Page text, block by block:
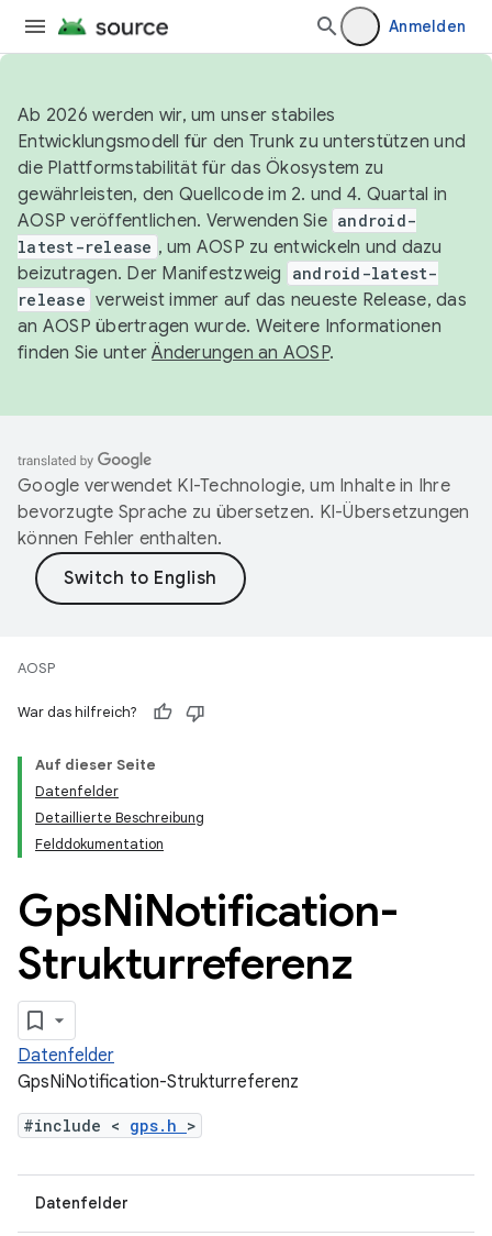
Anmelden
Ab 2026 werden wir, um unser stabiles
Entwicklungsmodell für den Trunk zu unterstützen und
die Plattformstabilität für das Ökosystem zu
gewährleisten, den Quellcode im 2. und 4. Quartal in
AOSP veröffentlichen. Verwenden Sie android-
latest-release , um AOSP zu entwickeln und dazu
beizutragen. Der Manifestzweig
android-latest-
release verweist immer auf das neueste Release, das
an AOSP übertragen wurde. Weitere Informationen
finden Sie unterÄnderungen an AOSP.
Google verwendet KI-Technologie, um Inhalte in Ihre
bevorzugte Sprache zu übersetzen. KI-Übersetzungen
können Fehler enthalten.
AOSP
War das hilfreich?
Auf dieser Seite
Datenfelder
Detaillierte Beschreibung
Felddokumentation
GpsNiNotification-
Strukturreferenz
Datenfelder
GpsNiNotification-Strukturreferenz
#include < gps.h >
Datenfelder